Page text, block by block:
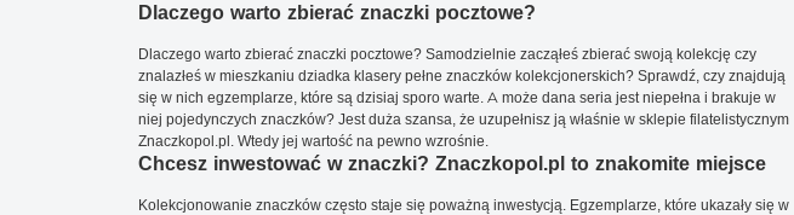
Dlaczego warto zbierać znaczki pocztowe?
Dlaczego warto zbierać znaczki pocztowe? Samodzielnie zacząłeś zbierać swoją kolekcję czy
znalazłeś w mieszkaniu dziadka klasery pełne znaczków kolekcjonerskich? Sprawdź, czy znajdują
się w nich egzemplarze, które są dzisiaj sporo warte. A może dana seria jest niepełna i brakuje w
niej pojedynczych znaczków? Jest duża szansa, że uzupełnisz ją właśnie w sklepie filatelistycznym
Znaczkopol.pl. Wtedy jej wartość na pewno wzrośnie.
Chcesz inwestować w znaczki? Znaczkopol.pl to znakomite miejsce
Kolekcjonowanie znaczków często staje się poważną inwestycją. Egzemplarze, które ukazały się w